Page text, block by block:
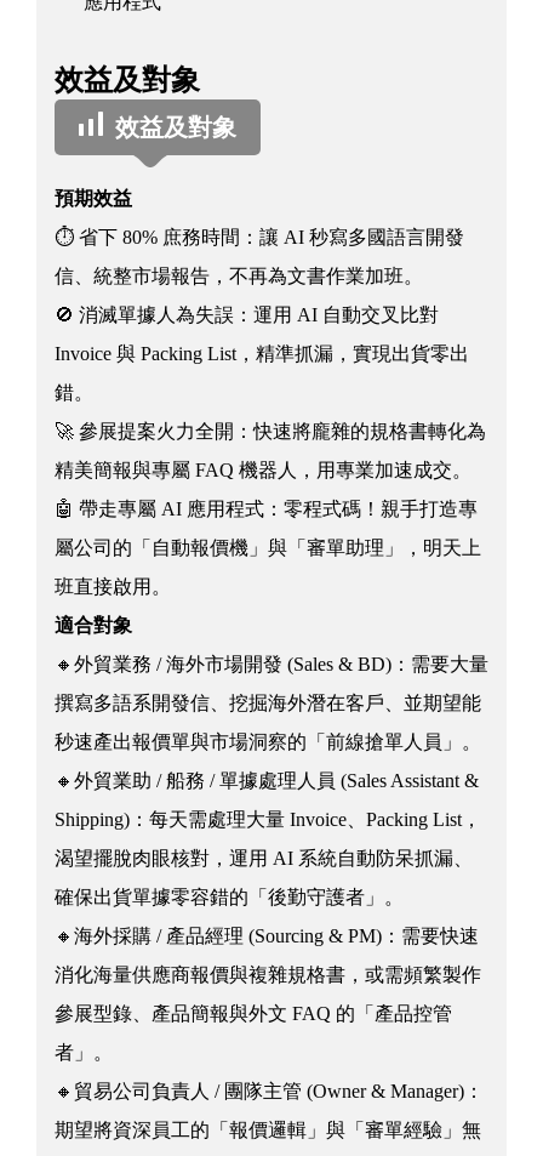
效益及對象
效益及對象
預期效益
⏱️ 省下 80% 庶務時間：讓 AI 秒寫多國語言開發
信、統整市場報告，不再為文書作業加班。
🚫 消滅單據人為失誤：運用 AI 自動交叉比對
Invoice 與 Packing List，精準抓漏，實現出貨零出
錯。
🚀 參展提案火力全開：快速將龐雜的規格書轉化為
精美簡報與專屬 FAQ 機器人，用專業加速成交。
🤖 帶走專屬 AI 應用程式：零程式碼！親手打造專
屬公司的「自動報價機」與「審單助理」，明天上
班直接啟用。
適合對象
🔸外貿業務 / 海外市場開發 (Sales & BD)：需要大量
撰寫多語系開發信、挖掘海外潛在客戶、並期望能
秒速產出報價單與市場洞察的「前線搶單人員」。
🔸外貿業助 / 船務 / 單據處理人員 (Sales Assistant &
Shipping)：每天需處理大量 Invoice、Packing List，
渴望擺脫肉眼核對，運用 AI 系統自動防呆抓漏、
確保出貨單據零容錯的「後勤守護者」。
🔸海外採購 / 產品經理 (Sourcing & PM)：需要快速
消化海量供應商報價與複雜規格書，或需頻繁製作
參展型錄、產品簡報與外文 FAQ 的「產品控管
者」。
🔸貿易公司負責人 / 團隊主管 (Owner & Manager)：
期望將資深員工的「報價邏輯」與「審單經驗」無